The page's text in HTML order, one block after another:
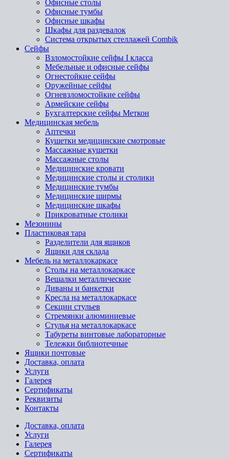
Офисные столы
Офисные тумбы
Офисные шкафы
Шкафы для раздевалок
Система открытых стеллажей Combik
Сейфы
Взломостойкие сейфы I класса
Мебельные и офисные сейфы
Огнестойкие сейфы
Оружейные сейфы
Огневзломостойкие сейфы
Армейские сейфы
Бухгалтерские сейфы Меткон
Медицинская мебель
Аптечки
Кушетки медицинские смотровые
Массажные кушетки
Массажные столы
Медицинские кровати
Медицинские столы и столики
Медицинские тумбы
Медицинские ширмы
Медицинские шкафы
Прикроватные столики
Мезонины
Пластиковая тара
Разделители для ящиков
Ящики для склада
Мебель на металлокаркасе
Cтолы на металлокаркасе
Вешалки металлические
Диваны и банкетки
Кресла на металлокаркасе
Секции стульев
Стремянки алюминиевые
Стулья на металлокаркасе
Табуреты винтовые лабораторные
Тележки библиотечные
Ящики почтовые
Доставка, оплата
Услуги
Галерея
Сертификаты
Реквизиты
Контакты
Доставка, оплата
Услуги
Галерея
Сертификаты